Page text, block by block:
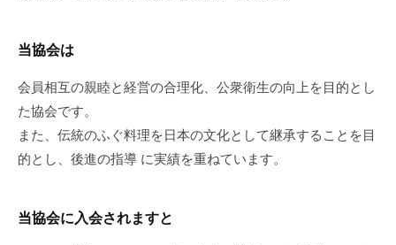
2019
7
月
30
日
当協会は
会員相互の親睦と経営の合理化、公衆衛生の向上を目的とし
た協会です。
また、伝統のふぐ料理を日本の文化として継承することを目
的とし、後進の指導 に実績を重ねています。
当協会に入会されますと